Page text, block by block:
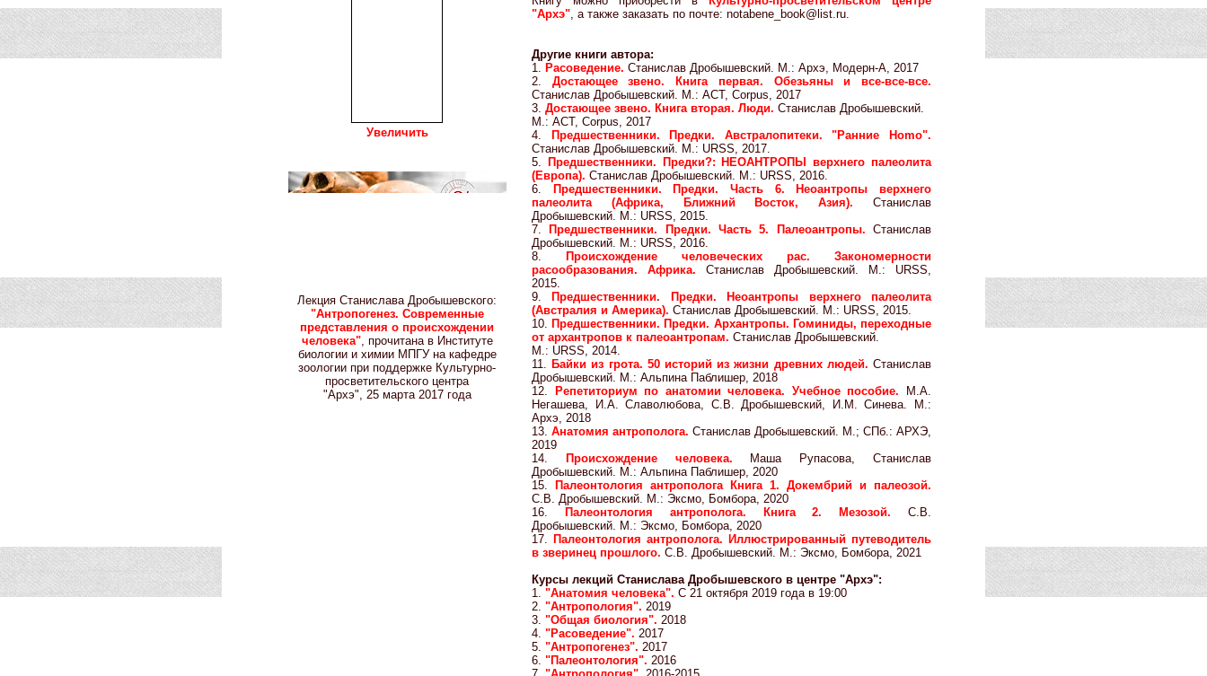
Увеличить
Лекция Станислава Дробышевского:
"Антропогенез. Современные
представления о происхождении
человека", прочитана в Институте
биологии и химии МПГУ на кафедре
зоологии при поддержке Культурно-
просветительского центра
"Архэ", 25 марта 2017 года
"Архэ", а также заказать по почте: notabene_book@list.ru.
Другие книги автора:
1. Расоведение. Станислав Дробышевский. М.: Архэ, Модерн-А, 2017
2. Достающее звено. Книга первая. Обезьяны и все-все-все.
Станислав Дробышевский. М.: АСТ, Corpus, 2017
3. Достающее звено. Книга вторая. Люди. Станислав Дробышевский.
М.: АСТ, Corpus, 2017
4.
Предшественники. Предки. Австралопитеки. "Ранние Homo".
Станислав Дробышевский. М.: URSS, 2017.
5.
Предшественники. Предки?: НЕОАНТРОПЫ верхнего палеолита
(Европа). Станислав Дробышевский. М.: URSS, 2016.
6.
Предшественники. Предки. Часть 6. Неоантропы верхнего
палеолита (Африка, Ближний Восток, Азия). Станислав
Дробышевский. М.: URSS, 2015.
7.
Предшественники. Предки. Часть 5. Палеоантропы.Станислав
Дробышевский. М.: URSS, 2016.
8.
Происхождение человеческих рас. Закономерности
расообразования. Африка. Станислав Дробышевский. М.: URSS,
2015.
9.
Предшественники. Предки. Неоантропы верхнего палеолита
(Австралия и Америка). Станислав Дробышевский. М.: URSS, 2015.
10. Предшественники. Предки. Архантропы. Гоминиды, переходные
от архантропов к палеоантропам. Станислав Дробышевский.
М.: URSS, 2014.
11. Байки из грота. 50 историй из жизни древних людей.Станислав
Дробышевский. М.: Альпина Паблишер, 2018
12.
Репетиториум по анатомии человека. Учебное пособие.
М.А.
Негашева, И.А. Славолюбова, С.В. Дробышевский, И.М. Синева. М.:
Архэ, 2018
13. Анатомия антрополога. Станислав Дробышевский. М.; СПб.: АРХЭ,
2019
14.
Происхождение человека.
Маша Рупасова, Станислав
Дробышевский. М.: Альпина Паблишер, 2020
15.
Палеонтология антрополога Книга 1. Докембрий и палеозой.
С.В. Дробышевский. М.: Эксмо, Бомбора, 2020
16.
Палеонтология антрополога. Книга 2. Мезозой.С.В.
Дробышевский. М.: Эксмо, Бомбора, 2020
17. Палеонтология антрополога. Иллюстрированный путеводитель
в зверинец прошлого. С.В. Дробышевский. М.: Эксмо, Бомбора, 2021
Курсы лекций Станислава Дробышевского в центре "Архэ":
1. "Анатомия человека". С 21 октября 2019 года в 19:00
2. "Антропология". 2019
3. "Общая биология". 2018
4. "Расоведение". 2017
5. "Антропогенез". 2017
6. "Палеонтология". 2016